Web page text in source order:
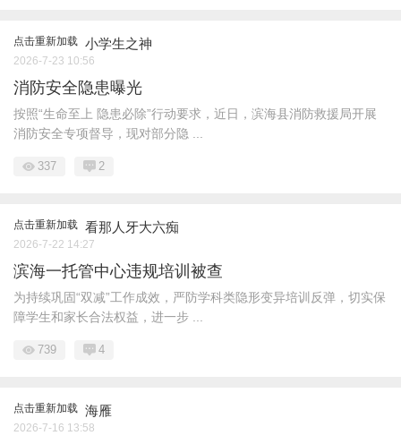
点击重新加载 小学生之神
2026-7-23 10:56
消防安全隐患曝光
按照“生命至上 隐患必除”行动要求，近日，滨海县消防救援局开展
消防安全专项督导，现对部分隐 ...
337 2
点击重新加载 看那人牙大六痴
2026-7-22 14:27
滨海一托管中心违规培训被查
为持续巩固“双减”工作成效，严防学科类隐形变异培训反弹，切实保
障学生和家长合法权益，进一步 ...
739 4
点击重新加载 海雁
2026-7-16 13:58